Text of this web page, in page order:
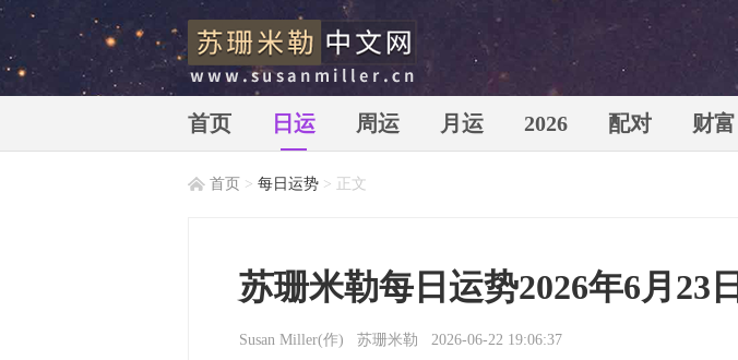
首页 日运 周运 月运 2026 配对 财富
首页 > 每日运势 > 正文
苏珊米勒每日运势2026年6月23日
Susan Miller(作) 苏珊米勒 2026-06-22 19:06:37